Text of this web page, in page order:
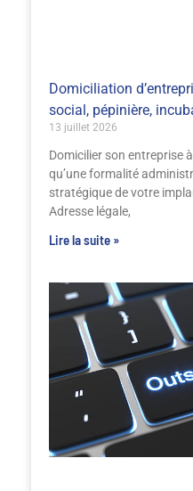
Domiciliation
social, pépinière,
13 juillet 2026
Domicilier son entreprise
qu’une formalité
stratégique de votre
Adresse légale,
Lire la suite »